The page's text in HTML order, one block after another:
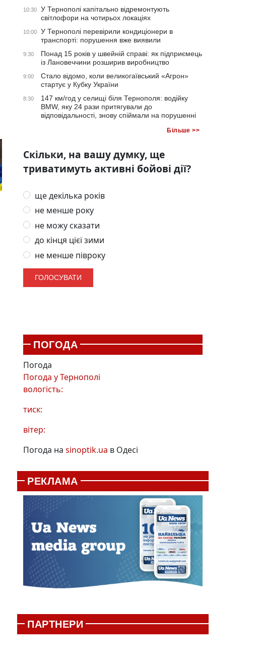
10:30
У Тернополі капітально відремонтують
світлофори на чотирьох локаціях
10:00
У Тернополі перевірили кондиціонери в
транспорті: порушення вже виявили
9:30
Понад 15 років у швейній справі: як підприємець
із Лановеччини розширив виробництво
9:00
Стало відомо, коли великогаївський «Агрон»
стартує у Кубку України
8:30
147 км/год у селищі біля Тернополя: водійку
BMW, яку 24 рази притягували до
відповідальності, знову спіймали на порушенні
Більше >>
Скільки, на вашу думку, ще
триватимуть активні бойові дії?
ще декілька років
не менше року
не можу сказати
до кінця цієї зими
не менше півроку
ПОГОДА
Погода
Погода уТернополі
вологість:
тиск:
вітер:
Погода на sinoptik.ua в Одесі
РЕКЛАМА
ПАРТНЕРИ